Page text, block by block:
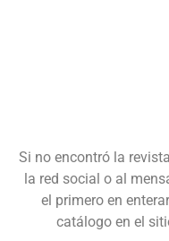
Si no encontró la
la red social o al
el primero en
catálogo en el